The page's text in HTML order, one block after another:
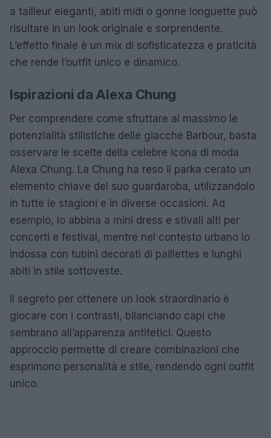
a tailleur eleganti, abiti midi o gonne longuette può
risultare in un look originale e sorprendente.
L’effetto finale è un mix di sofisticatezza e praticità
che rende l’outfit unico e dinamico.
Ispirazioni da Alexa Chung
Per comprendere come sfruttare al massimo le
potenzialità stilistiche delle giacche Barbour, basta
osservare le scelte della celebre icona di moda
Alexa Chung. La Chung ha reso il parka cerato un
elemento chiave del suo guardaroba, utilizzandolo
in tutte le stagioni e in diverse occasioni. Ad
esempio, lo abbina a mini dress e stivali alti per
concerti e festival, mentre nel contesto urbano lo
indossa con tubini decorati di paillettes e lunghi
abiti in stile sottoveste.
Il segreto per ottenere un look straordinario è
giocare con i contrasti, bilanciando capi che
sembrano all’apparenza antitetici. Questo
approccio permette di creare combinazioni che
esprimono personalità e stile, rendendo ogni outfit
unico.